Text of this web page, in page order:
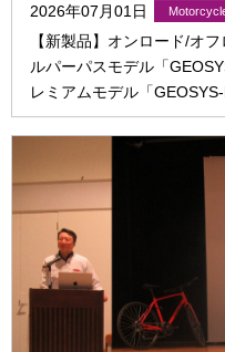
2026年07月01日
【新製品】オンロード/オ
ルパーパスモデル「
レミアムモデル「GEOSYS-